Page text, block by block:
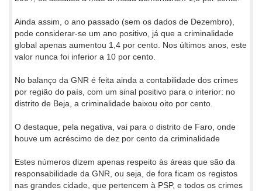
Ainda assim, o ano passado (sem os dados de Dezembro),
pode considerar-se um ano positivo, já que a criminalidade
global apenas aumentou 1,4 por cento. Nos últimos anos, este
valor nunca foi inferior a 10 por cento.
No balanço da GNR é feita ainda a contabilidade dos crimes
por região do país, com um sinal positivo para o interior: no
distrito de Beja, a criminalidade baixou oito por cento.
O destaque, pela negativa, vai para o distrito de Faro, onde
houve um acréscimo de dez por cento da criminalidade
Estes números dizem apenas respeito às áreas que são da
responsabilidade da GNR, ou seja, de fora ficam os registos
nas grandes cidade, que pertencem à PSP, e todos os crimes